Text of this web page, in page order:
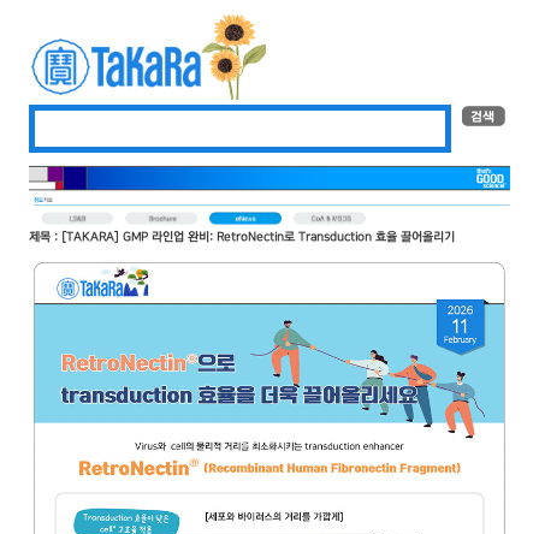
제목 : [TAKARA] GMP 라인업 완비: RetroNectin로 Transduction 효율 끌어올리기